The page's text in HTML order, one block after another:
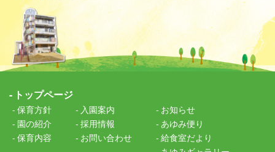
トップページ
保育方針
園の紹介
保育内容
入園案内
採用情報
お問い合わせ
お知らせ
あゆみ便り
給食室だより